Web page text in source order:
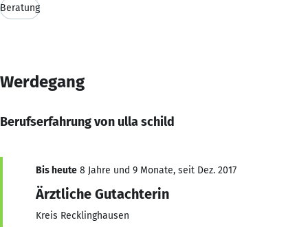
Beratung
Werdegang
Berufserfahrung von ulla schild
Bis heute 8 Jahre und 9 Monate, seit Dez. 2017
Ärztliche Gutachterin
Kreis Recklinghausen